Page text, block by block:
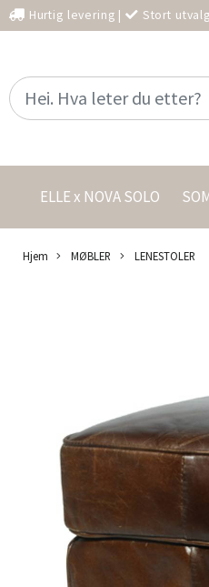
Hurtig levering | Stort utvalg
ELLE x NOVA SOLO
Hjem MØBLER LENESTOLER